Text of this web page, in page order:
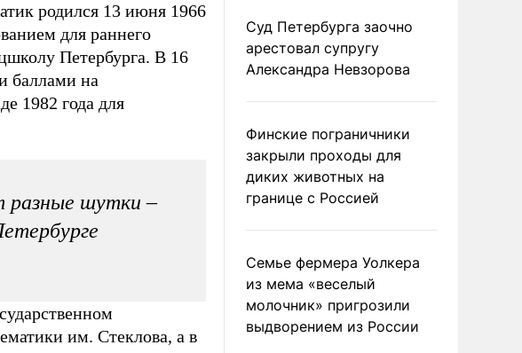
родился 13 июня 1966
для раннего
Петербурга. В 16
баллами на
1982 года для
разные шутки –
им. Стеклова, а в
Суд Петербурга заочно
арестовал супругу
Александра Невзорова
Финские пограничники
закрыли проходы для
диких животных на
границе с Россией
Семье фермера Уолкера
из мема «веселый
молочник» пригрозили
выдворением из России